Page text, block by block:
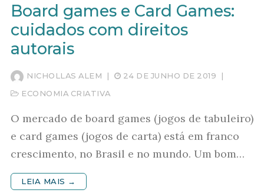
Board games e Card Games:
cuidados com direitos
autorais
NICHOLLAS ALEM | 24 DE JUNHO DE 2019
|
ECONOMIA CRIATIVA
O mercado de board games (jogos de tabuleiro)
e card games (jogos de carta) está em franco
crescimento, no Brasil e no mundo. Um bom…
LEIA MAIS →